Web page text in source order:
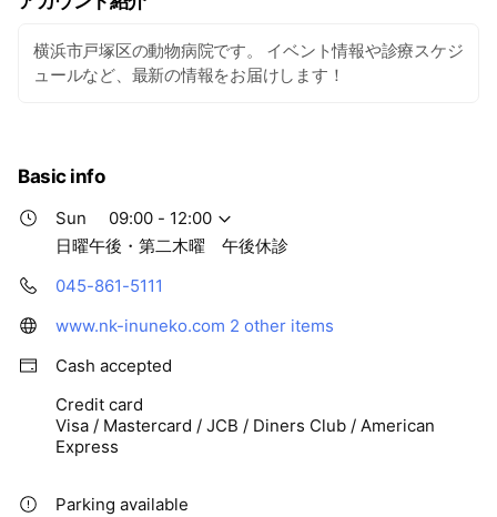
横浜市戸塚区の動物病院です。 イベント情報や診療スケジ
ュールなど、最新の情報をお届けします！
Basic info
Sun
09:00 - 12:00
日曜午後・第二木曜 午後休診
045-861-5111
www.nk-inuneko.com 2 other items
Cash accepted
Credit card
Visa / Mastercard / JCB / Diners Club / American
Express
Parking available